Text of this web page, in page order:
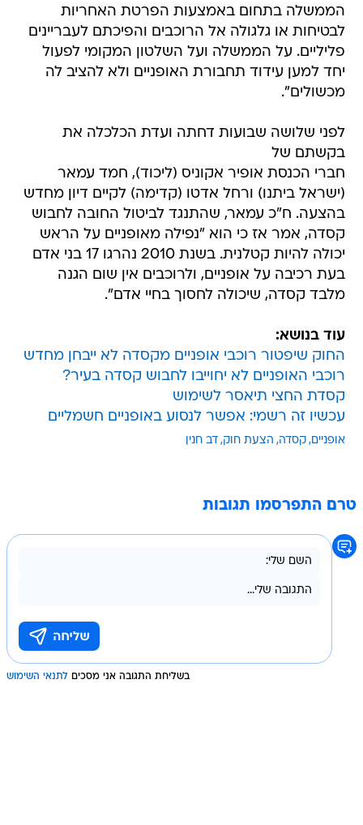
הממשלה בתחום באמצעות הפרטת האחריות
לבטיחות או גלגולה אל הרוכבים והפיכתם לעבריינים
פליליים. על הממשלה ועל השלטון המקומי לפעול
יחד למען עידוד תחבורת האופניים ולא להציב לה
מכשולים".
לפני שלושה שבועות דחתה ועדת הכלכלה את
בקשתם של
חברי הכנסת אופיר אקוניס (ליכוד), חמד עמאר
(ישראל ביתנו) ורחל אדטו (קדימה) לקיים דיון מחדש
בהצעה. ח"כ עמאר, שהתנגד לביטול החובה לחבוש
קסדה, אמר אז כי הוא "נפילה מאופניים על הראש
יכולה להיות קטלנית. בשנת 2010 נהרגו 17 בני אדם
בעת רכיבה על אופניים, ולרוכבים אין שום הגנה
מלבד קסדה, שיכולה לחסוך בחיי אדם".
עוד בנושא:
החוק שיפטור רוכבי אופניים מקסדה לא ייבחן מחדש
רוכבי האופניים לא יחוייבו לחבוש קסדה בעיר?
קסדת החצי תיאסר לשימוש
עכשיו זה רשמי: אפשר לנסוע באופניים חשמליים
אופניים קסדה הצעת חוק דב חנין
טרם התפרסמו תגובות
בשליחת התגובה אני מסכים לתנאי השימוש